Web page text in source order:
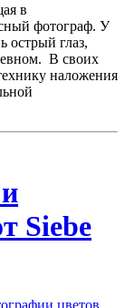
в
фотограф. У
острый глаз,
В своих
наложения
Siebe
цветов,